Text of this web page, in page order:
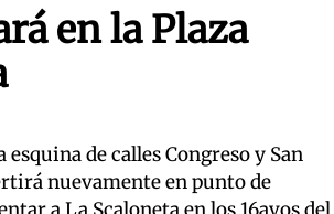
en la Plaza
de calles Congreso y San
nuevamente en punto de